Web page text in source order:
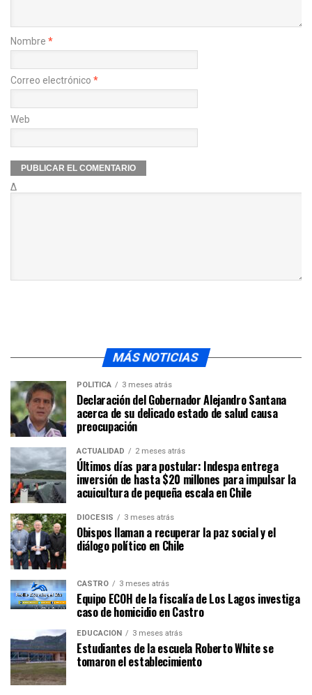
Nombre *
Correo electrónico *
Web
Δ
MÁS NOTICIAS
POLÍTICA 3 meses atrás
Declaración del Gobernador Alejandro Santana
acerca de su delicado estado de salud causa
preocupación
ACTUALIDAD 2 meses atrás
Últimos días para postular: Indespa entrega
inversión de hasta $20 millones para impulsar la
acuicultura de pequeña escala en Chile
DIÓCESIS 3 meses atrás
Obispos llaman a recuperar la paz social y el
diálogo político en Chile
CASTRO 3 meses atrás
Equipo ECOH de la fiscalía de Los Lagos investiga
caso de homicidio en Castro
EDUCACIÓN 3 meses atrás
Estudiantes de la escuela Roberto White se
tomaron el establecimiento